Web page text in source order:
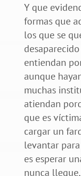
Y que
formas que
los que se
entiendan
aunque
muchas
atiendan
que es
cargar un
levantar
es esperar
nunca